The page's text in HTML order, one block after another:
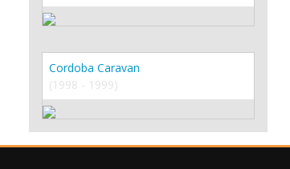
Cordoba Caravan
(1998 - 1999)